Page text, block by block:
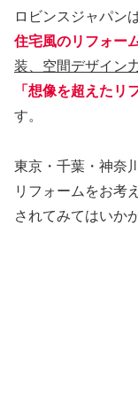
ロビンスジャパンは
住宅風のリフォー
装、空間デザイン
「想像を超えたリ
す。
東京・千葉・神奈
リフォームをお考
されてみてはいか